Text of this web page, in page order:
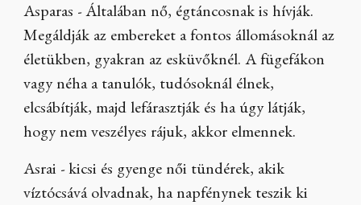
Asparas - Általában nő, égtáncosnak is hívják.
Megáldják az embereket a fontos állomásoknál az
életükben, gyakran az esküvőknél. A fügefákon
vagy néha a tanulók, tudósoknál élnek,
elcsábítják, majd lefárasztják és ha úgy látják,
hogy nem veszélyes rájuk, akkor elmennek.
Asrai - kicsi és gyenge női tündérek, akik
víztócsává olvadnak, ha napfénynek teszik ki